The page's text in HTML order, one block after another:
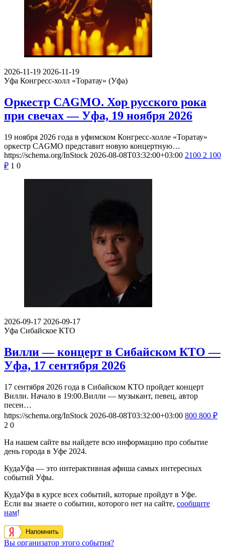
2026-11-19 2026-11-19
Уфа Конгресс-холл «Торатау» (Уфа)
Оркестр CAGMO. Хор русского рока
при свечах — Уфа, 19 ноября 2026
19 ноября 2026 года в уфимском Конгресс-холле «Торатау»
оркестр CAGMO представит новую концертную…
https://schema.org/InStock 2026-08-08T03:32:00+03:00 2100 2 100
₽ 1 0
2026-09-17 2026-09-17
Уфа Сибайское КТО
Вилли — концерт в Сибайском КТО —
Уфа, 17 сентября 2026
17 сентября 2026 года в Сибайском КТО пройдет концерт
Вилли. Начало в 19:00.Вилли — музыкант, певец, автор
песен…
https://schema.org/InStock 2026-08-08T03:32:00+03:00 800 800 ₽
2 0
На нашем сайте вы найдете всю информацию про событие
день города в Уфе 2024.
КудаУфа — это интерактивная афиша самых интересных
событий Уфы.
КудаУфа в курсе всех событий, которые пройдут в Уфе.
Если вы знаете о событии, которого нет на сайте, сообщите
нам!
Напомнить
Вы организатор этого события?